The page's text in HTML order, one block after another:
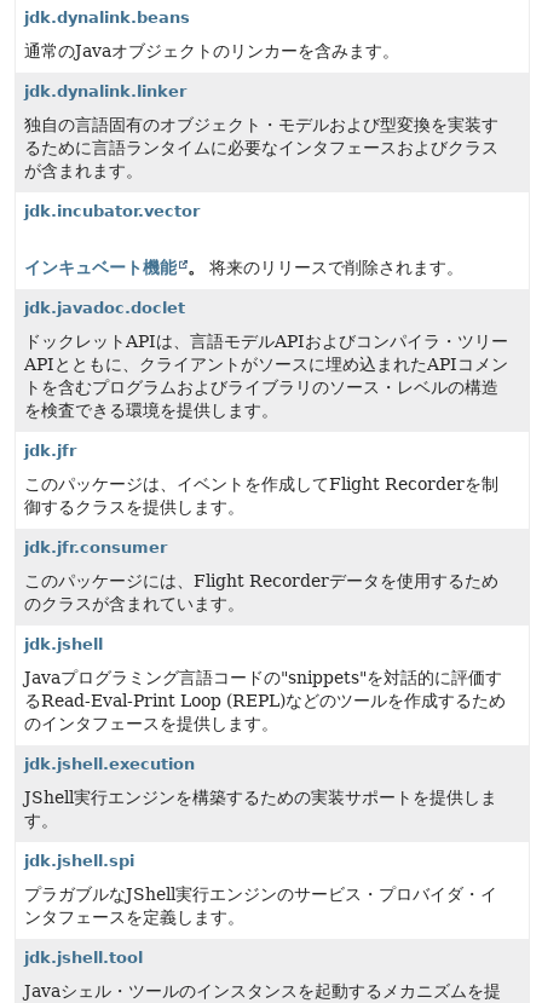
jdk.dynalink.beans
通常のJavaオブジェクトのリンカーを含みます。
jdk.dynalink.linker
独自の言語固有のオブジェクト・モデルおよび型変換を実装す
るために言語ランタイムに必要なインタフェースおよびクラス
が含まれます。
jdk.incubator.vector
インキュベート機能 。 将来のリリースで削除されます。
jdk.javadoc.doclet
ドックレットAPIは、言語モデルAPIおよびコンパイラ・ツリー
APIとともに、クライアントがソースに埋め込まれたAPIコメン
トを含むプログラムおよびライブラリのソース・レベルの構造
を検査できる環境を提供します。
jdk.jfr
このパッケージは、イベントを作成してFlight Recorderを制
御するクラスを提供します。
jdk.jfr.consumer
このパッケージには、Flight Recorderデータを使用するため
のクラスが含まれています。
jdk.jshell
Javaプログラミング言語コードの"snippets"を対話的に評価す
るRead-Eval-Print Loop (REPL)などのツールを作成するため
のインタフェースを提供します。
jdk.jshell.execution
JShell実行エンジンを構築するための実装サポートを提供しま
す。
jdk.jshell.spi
プラガブルなJShell実行エンジンのサービス・プロバイダ・イ
ンタフェースを定義します。
jdk.jshell.tool
Javaシェル・ツールのインスタンスを起動するメカニズムを提